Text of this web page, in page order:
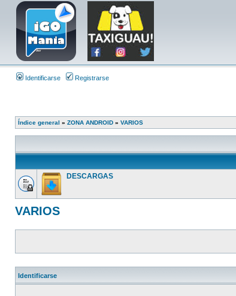
Identificarse Registrarse
Índice general » ZONA ANDROID » VARIOS
DESCARGAS
VARIOS
Identificarse